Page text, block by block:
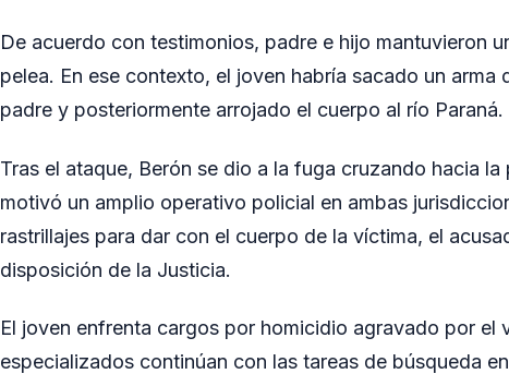
De acuerdo con testimonios, padre e hijo mantuvieron
pelea. En ese contexto, el joven habría sacado un
padre y posteriormente arrojado el cuerpo al río Paraná.
Tras el ataque, Berón se dio a la fuga cruzando hacia
motivó un amplio operativo policial en ambas
rastrillajes para dar con el cuerpo de la víctima, el
disposición de la Justicia.
El joven enfrenta cargos por homicidio agravado por el
especializados continúan con las tareas de búsqueda